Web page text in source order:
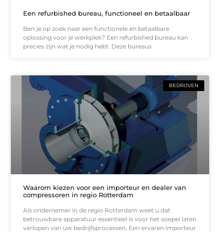
Een refurbished bureau, functioneel en betaalbaar
Ben je op zoek naar een functionele en betaalbare
oplossing voor je werkplek? Een refurbished bureau kan
precies zijn wat je nodig hebt. Deze bureaus
BEDRIJVEN
Waarom kiezen voor een importeur en dealer van
compressoren in regio Rotterdam
Als ondernemer in de regio Rotterdam weet u dat
betrouwbare apparatuur essentieel is voor het soepel laten
verlopen van uw bedrijfsprocessen. Een ervaren importeur